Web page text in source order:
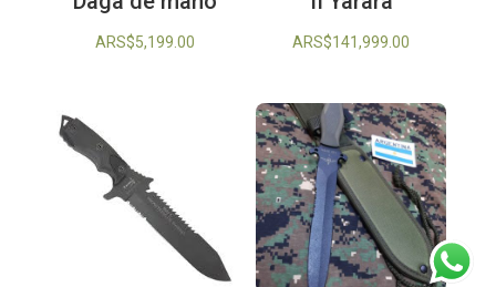
ARS$5,199.00 ARS$141,999.00